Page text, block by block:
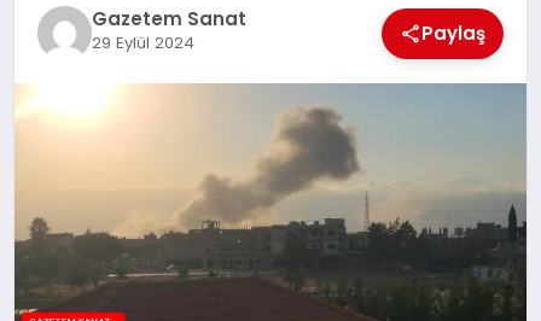
EĞITIM Gazetem Sanat
29 Eylül 2024 Paylaş